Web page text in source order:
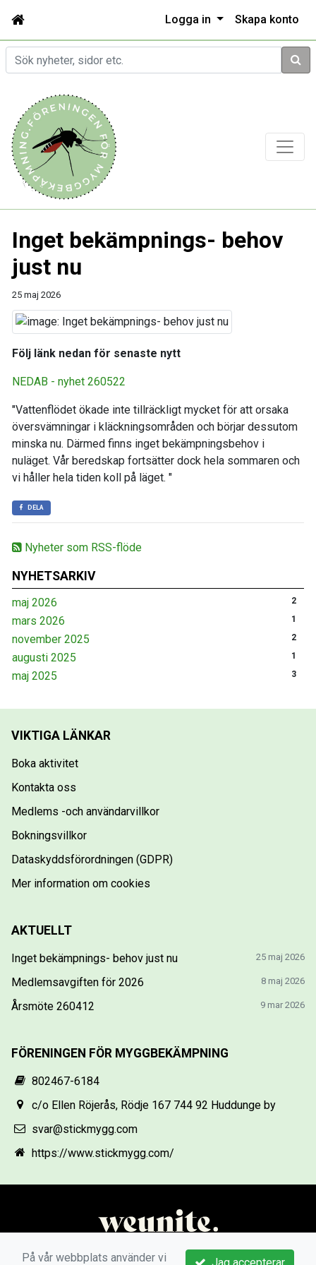
Logga in Skapa konto
Sök
Nyheter som RSS-flöde
NYHETSARKIV
maj 2026 2
mars 2026 1
november 2025 2
augusti 2025 1
maj 2025 3
Inget bekämpnings- behov
just nu
25 maj 2026
Följ länk nedan för senaste nytt
NEDAB - nyhet 260522
"Vattenflödet ökade inte tillräckligt mycket för att orsaka
översvämningar i kläckningsområden och börjar dessutom
minska nu. Därmed finns inget bekämpningsbehov i
nuläget. Vår beredskap fortsätter dock hela sommaren och
vi håller hela tiden koll på läget. "
DELA
VIKTIGA LÄNKAR
Boka aktivitet
Kontakta oss
Medlems -och användarvillkor
Bokningsvillkor
Dataskyddsförordningen (GDPR)
Mer information om cookies
AKTUELLT
Inget bekämpnings- behov just nu 25 maj 2026
Medlemsavgiften för 2026 8 maj 2026
Årsmöte 260412 9 mar 2026
FÖRENINGEN FÖR MYGGBEKÄMPNING
802467-6184
c/o Ellen Röjerås, Rödje 167 744 92 Huddunge by
svar@stickmygg.com
https://www.stickmygg.com/
På vår webbplats använder vi